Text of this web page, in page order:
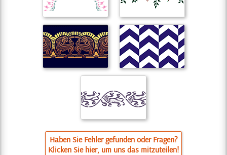
Haben Sie Fehler gefunden oder Fragen?
Klicken Sie hier, um uns das mitzuteilen!